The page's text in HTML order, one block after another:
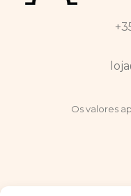
Os valores